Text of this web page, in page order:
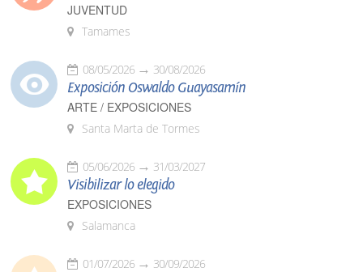
JUVENTUD
Tamames
08/05/2026 30/08/2026
Exposición Oswaldo Guayasamín
ARTE / EXPOSICIONES
Santa Marta de Tormes
05/06/2026 31/03/2027
Visibilizar lo elegido
EXPOSICIONES
Salamanca
01/07/2026 30/09/2026